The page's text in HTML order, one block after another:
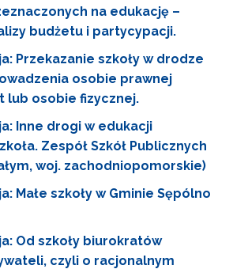
na edukację –
budżetu i partycypacji.
Przekazanie szkoły w drodze
osobie prawnej
lub osobie fizycznej.
Inne drogi w edukacji
Zespół Szkół Publicznych
woj. zachodniopomorskie)
Małe szkoły w Gminie Sępólno
Od szkoły biurokratów
czyli o racjonalnym